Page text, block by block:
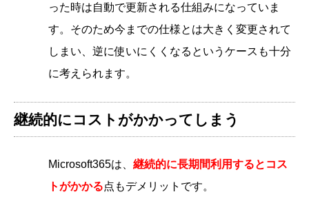
った時は自動で更新される仕組みになっていま
す。そのため今までの仕様とは大きく変更されて
しまい、逆に使いにくくなるというケースも十分
に考えられます。
継続的にコストがかかってしまう
Microsoft365は、 継続的に長期間利用するとコス
トがかかる点もデメリットです。